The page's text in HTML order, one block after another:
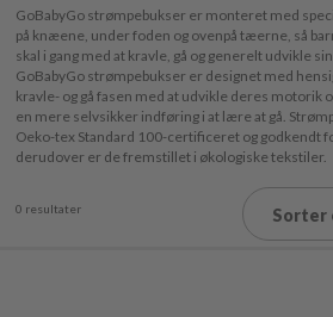
GoBabyGo strømpebukser er monteret med
på knæene, under foden og ovenpå tæerne, så
skal i gang med at kravle, gå og generelt udvikle
GoBabyGo strømpebukser er designet med
kravle- og gå fasen med at udvikle deres motorik
en mere selvsikker indføring i at lære at gå.
Oeko-tex Standard 100-certificeret og godkendt
derudover er de fremstillet i økologiske tekstiler.
Sorter
0 resultater